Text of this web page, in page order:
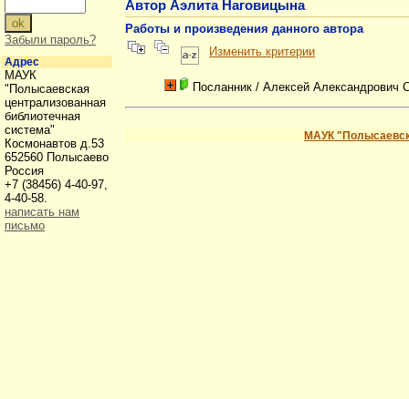
Автор Аэлита Наговицына
Работы и произведения данного автора
Изменить критерии
Посланник / Алексей Александрович
МАУК
Забыли пароль?
Адрес
МАУК
"Полысаевская
централизованная
библиотечная
система"
Космонавтов д.53
652560 Полысаево
Россия
+7 (38456) 4-40-97,
4-40-58.
написать нам
письмо